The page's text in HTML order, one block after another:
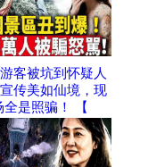
客被坑到怀疑人
传美如仙境，现
全是照骗！ 【